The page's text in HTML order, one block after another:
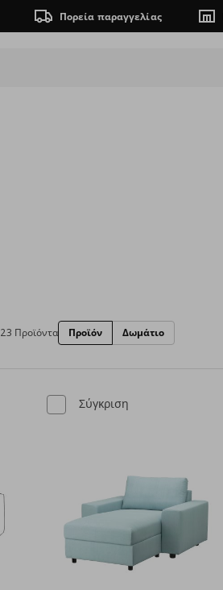
Πορεία παραγγελίας
23 Προϊόντα Προϊόν Δωμάτιο
Σύγκριση